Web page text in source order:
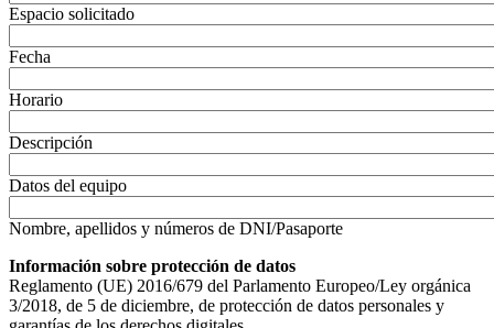
Espacio solicitado
Fecha
Horario
Descripción
Datos del equipo
Nombre, apellidos y números de DNI/Pasaporte
Información sobre protección de datos
Reglamento (UE) 2016/679 del Parlamento Europeo/Ley orgánica
3/2018, de 5 de diciembre, de protección de datos personales y